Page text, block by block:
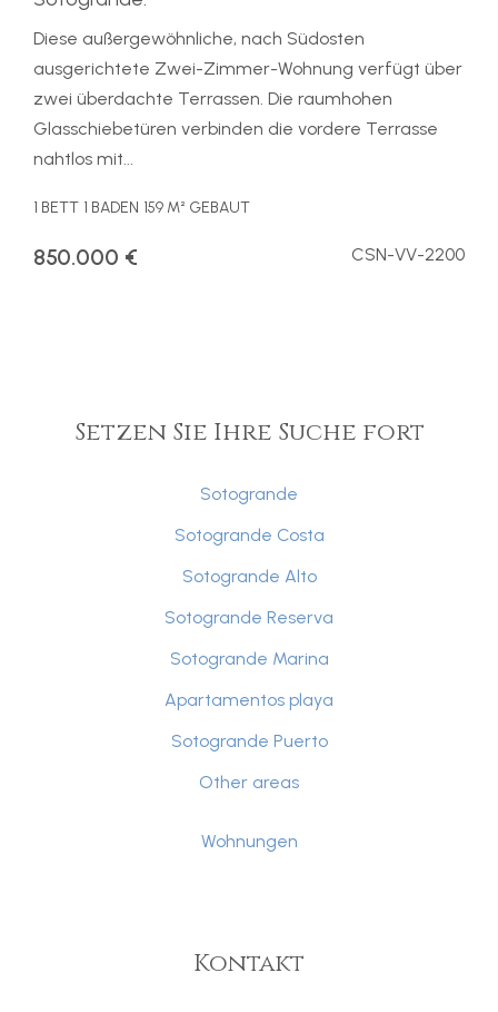
Diese außergewöhnliche, nach Südosten
ausgerichtete Zwei-Zimmer-Wohnung verfügt über
zwei überdachte Terrassen. Die raumhohen
Glasschiebetüren verbinden die vordere Terrasse
nahtlos mit...
1 BETT 1 BADEN 159 M² GEBAUT
850.000 € CSN-VV-2200
Setzen Sie Ihre Suche fort
Sotogrande
Sotogrande Costa
Sotogrande Alto
Sotogrande Reserva
Sotogrande Marina
Apartamentos playa
Sotogrande Puerto
Other areas
Wohnungen
Kontakt